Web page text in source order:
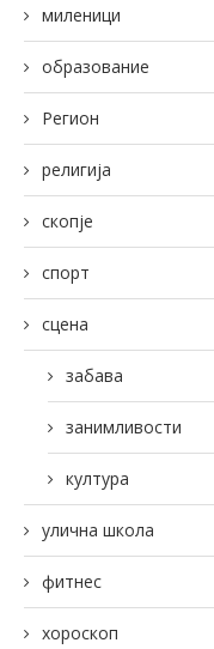
миленици
образование
Регион
религија
скопје
спорт
сцена
забава
занимливости
култура
улична школа
фитнес
хороскоп